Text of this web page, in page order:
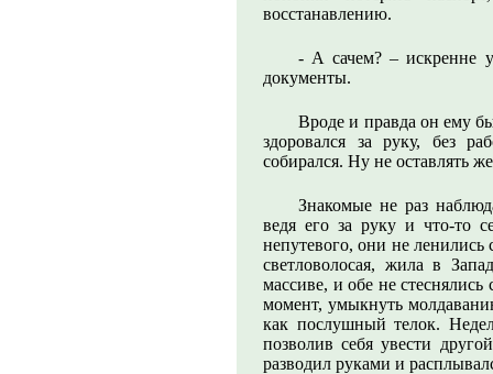
восстанавлению.
- А сачем? – искренне
документы.
Вроде и правда он ему
здоровался за руку, без
собирался. Ну не оставлять
Знакомые не раз
ведя его за руку и что-то
непутевого, они не
светловолосая, жила в
массиве, и обе не
момент, умыкнуть
как послушный телок.
позволив себя увести
разводил руками и